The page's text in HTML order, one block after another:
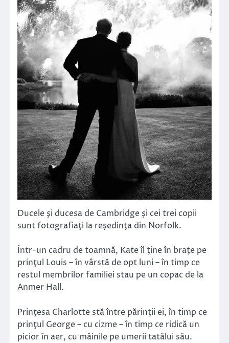
Ducele şi ducesa de Cambridge şi cei trei copii
sunt fotografiaţi la reşedinţa din Norfolk.
Într-un cadru de toamnă, Kate îl ţine în braţe pe
prinţul Louis – în vârstă de opt luni – în timp ce
restul membrilor familiei stau pe un copac de la
Anmer Hall.
Prinţesa Charlotte stă între părinţii ei, în timp ce
prinţul George – cu cizme – în timp ce ridică un
picior în aer, cu mâinile pe umerii tatălui său.